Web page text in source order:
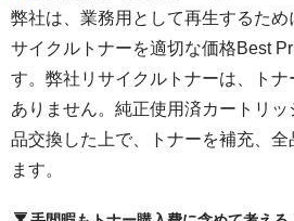
弊社は、業務用として再生するため
サイクルトナーを適切な価格Best
す。弊社リサイクルトナーは、ト
ありません。純正使用済カートリ
品交換した上で、トナーを補充、
ます。